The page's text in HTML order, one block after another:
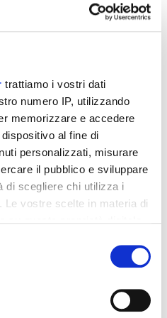
trattiamo i vostri dati
numero IP, utilizzando
memorizzare e accedere
al fine di
personalizzati, misurare
il pubblico e sviluppare
di scegliere chi utilizza i
vostre scelte in materia di
consenso in qualsiasi
sui cookie o facendo clic
55,18 €